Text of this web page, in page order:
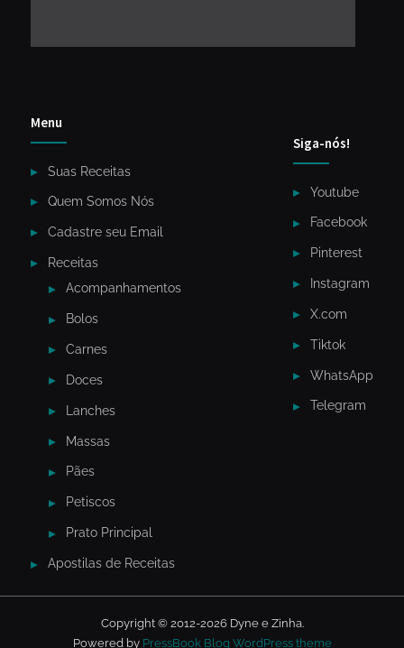
Menu
Suas Receitas
Quem Somos Nós
Cadastre seu Email
Receitas
Acompanhamentos
Bolos
Carnes
Doces
Lanches
Massas
Pães
Petiscos
Prato Principal
Apostilas de Receitas
Siga-nós!
Youtube
Facebook
Pinterest
Instagram
X.com
Tiktok
WhatsApp
Telegram
Copyright © 2012-2026 Dyne e Zinha.
Powered by PressBook Blog WordPress theme